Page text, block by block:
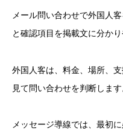
メール問い合わせで外国人
と確認項目を掲載文に分か
外国人客は、料金、場所、
見て問い合わせを判断します
メッセージ導線では、最初